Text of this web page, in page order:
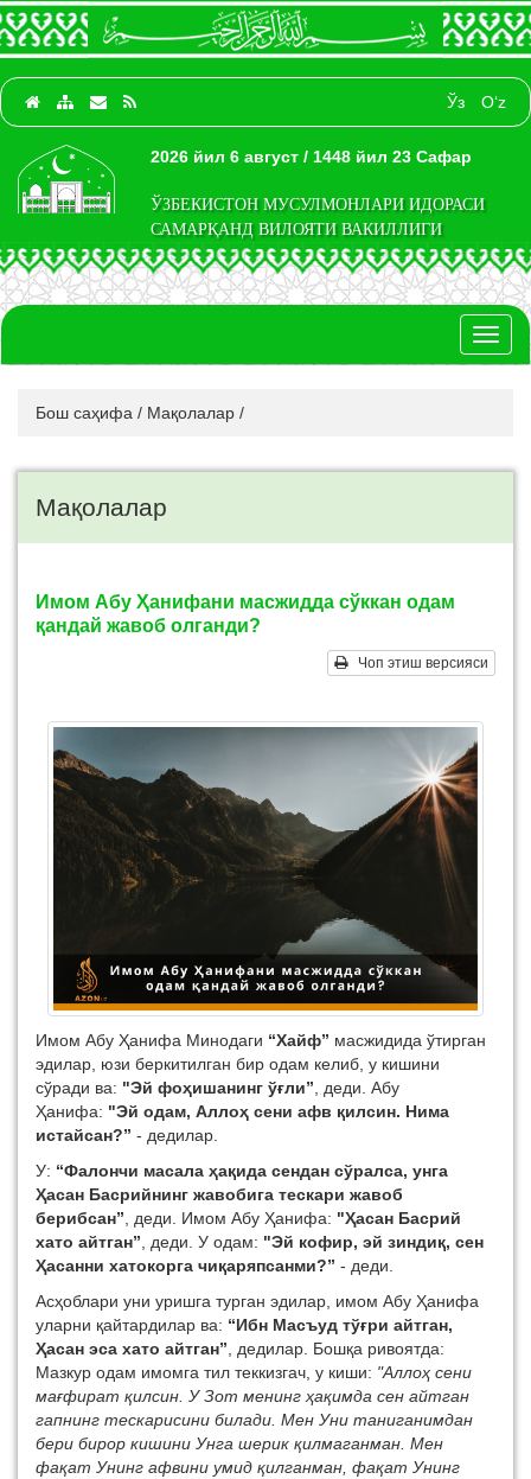
Ўз O‘z
2026 йил 6 август / 1448 йил 23 Сафар
ЎЗБЕКИСТОН МУСУЛМОНЛАРИ ИДОРАСИ
САМАРҚАНД ВИЛОЯТИ ВАКИЛЛИГИ
Бош саҳифа / Мақолалар /
Мақолалар
Имом Абу Ҳанифани масжидда сўккан одам
қандай жавоб олганди?
Чоп этиш версияси
Имом Абу Ҳанифа Минодаги “Хайф” масжидида ўтирган
эдилар, юзи беркитилган бир одам келиб, у кишини
сўради ва: "Эй фоҳишанинг ўғли”
деди. Абу
Ҳанифа: "Эй одам, Аллоҳ сени афв қилсин. Нима
истайсан?” - дедилар.
У: “Фалончи масала ҳақида сендан сўралса, унга
Ҳасан Басрийнинг жавобига тескари жавоб
берибсан” , деди. Имом Абу Ҳанифа: "Ҳасан Басрий
хато айтган” , деди. У одам: "Эй кофир, эй зиндиқ, сен
Ҳасанни хатокорга чиқаряпсанми?” - деди.
Асҳоблари уни уришга турган эдилар, имом Абу Ҳанифа
уларни қайтардилар ва: “Ибн Масъуд тўғри айтган,
Ҳасан эса хато айтган” , дедилар. Бошқа ривоятда:
Мазкур одам имомга тил теккизгач, у киши: "Аллоҳ сени
мағфират қилсин. У Зот менинг ҳақимда сен айтган
гапнинг тескарисини билади. Мен Уни таниганимдан
бери бирор кишини Унга шерик қилмаганман. Мен
фақат Унинг афвини умид қилганман, фақат Унинг